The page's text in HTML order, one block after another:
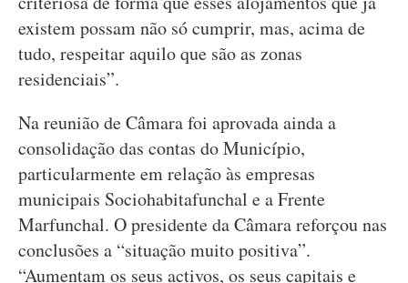
existem possam não só cumprir, mas, acima de
tudo, respeitar aquilo que são as zonas
residenciais”.
Na reunião de Câmara foi aprovada ainda a
consolidação das contas do Município,
particularmente em relação às empresas
municipais Sociohabitafunchal e a Frente
Marfunchal. O presidente da Câmara reforçou nas
conclusões a “situação muito positiva”.
“Aumentam os seus activos, os seus capitais e